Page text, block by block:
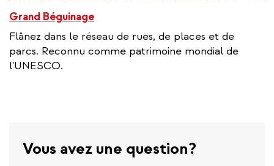
Grand Béguinage
Flânez dans le réseau de rues, de places et de
parcs. Reconnu comme patrimoine mondial de
l'UNESCO.
Vous avez une question?